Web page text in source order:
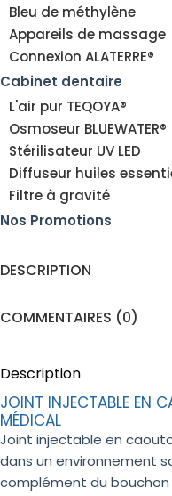
Bleu de méthylène
Appareils de massage
Connexion ALATERRE®
Cabinet dentaire
L'air pur TEQOYA®
Osmoseur BLUEWATER®
Stérilisateur UV LED
Diffuseur huiles
Filtre à gravité
Nos Promotions
DESCRIPTION
COMMENTAIRES (0)
Description
JOINT INJECTABLE EN
MÉDICAL
Joint injectable en
dans un environnement
complément du